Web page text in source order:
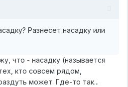
Разнесет насадку или
что - насадку (называется
кто совсем рядом,
может. Где-то так...